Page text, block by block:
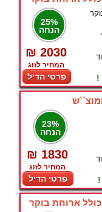
25%
הנחה
₪ 2030
המחיר לזוג
פרטי הדיל !
23%
הנחה
₪ 1830
המחיר לזוג
פרטי הדיל